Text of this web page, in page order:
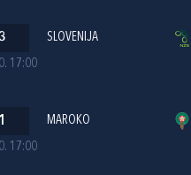
17:00
3 SLOVENIJA
17:00
1 MAROKO